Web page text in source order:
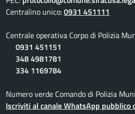
Centralino unico:0931 451111
Centrale operativa Corpo di Polizia
0931 451151
348 4981781
334 1169784
Numero verde Comando di Polizia
Iscriviti al canale WhatsApp pubblico